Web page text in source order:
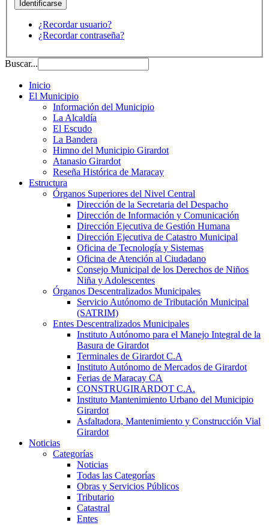
¿Recordar usuario?
¿Recordar contraseña?
Buscar...
Inicio
El Municipio
Información del Municipio
La Alcaldía
El Escudo
La Bandera
Himno del Municipio Girardot
Atanasio Girardot
Reseña Histórica de Maracay
Estructura
Órganos Superiores del Nivel Central
Dirección de la Secretaria del Despacho
Dirección de Información y Comunicación
Dirección Ejecutiva de Gestión Humana
Dirección Ejecutiva de Catastro Municipal
Oficina de Tecnología y Sistemas
Oficina de Atención al Ciudadano
Consejo Municipal de los Derechos de Niños
Niña y Adolescentes
Órganos Descentralizados Municipales
Servicio Autónomo de Tributación Municipal
(SATRIM)
Entes Descentralizados Municipales
Instituto Autónomo para el Manejo Integral de la
Basura de Girardot
Terminales de Girardot C.A
Instituto Autónomo de Mercados de Girardot
Ferias de Maracay CA
CONSTRUGIRARDOT C.A.
Instituto Mantenimiento Urbano del Municipio
Girardot
Asfaltadora, Mantenimiento y Construcción Vial
Girardot
Noticias
Categorías
Noticias
Todas las Categorías
Obras y Servicios Públicos
Tributario
Catastral
Entes